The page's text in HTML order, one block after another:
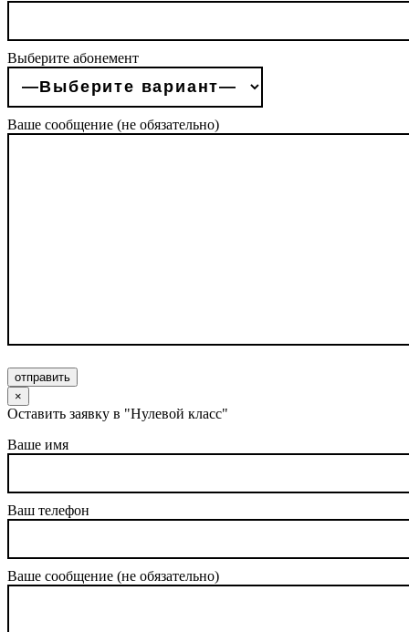
Выберите абонемент
Ваше сообщение (не обязательно)
отправить
×
Оставить заявку в "Нулевой класс"
Ваше имя
Ваш телефон
Ваше сообщение (не обязательно)